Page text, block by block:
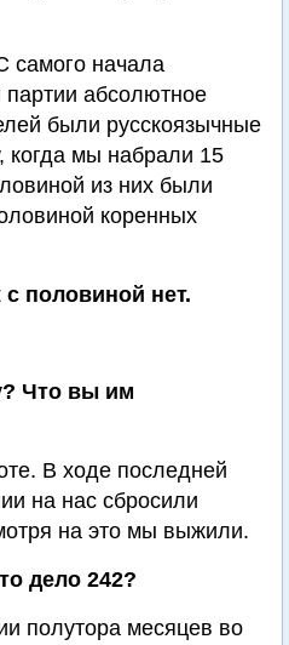
самого начала
абсолютное
были русскоязычные
когда мы набрали 15
из них были
коренных
половиной нет.
Что вы им
В ходе последней
на нас сбросили
на это мы выжили.
дело 242?
полутора месяцев во